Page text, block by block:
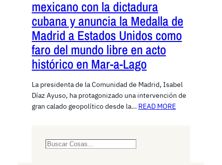
mexicano con la dictadura
cubana y anuncia la Medalla de
Madrid a Estados Unidos como
faro del mundo libre en acto
histórico en Mar-a-Lago
La presidenta de la Comunidad de Madrid, Isabel
Díaz Ayuso, ha protagonizado una intervención de
gran calado geopolítico desde la… READ MORE
S